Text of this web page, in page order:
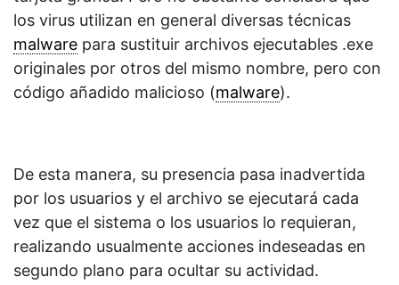
los virus utilizan en general diversas técnicas
malware para sustituir archivos ejecutables .exe
originales por otros del mismo nombre, pero con
código añadido malicioso (malware).
De esta manera, su presencia pasa inadvertida
por los usuarios y el archivo se ejecutará cada
vez que el sistema o los usuarios lo requieran,
realizando usualmente acciones indeseadas en
segundo plano para ocultar su actividad.